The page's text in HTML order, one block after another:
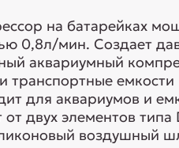
на батарейках
0,8л/мин. Создает
аквариумный
транспортные
для аквариумов и
двух элементов
воздушный